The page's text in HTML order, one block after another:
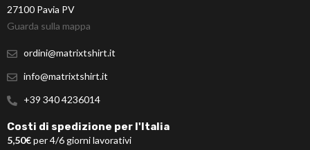
27100 Pavia PV
Guarda sulla mappa
ordini@matrixtshirt.it
info@matrixtshirt.it
+39 340 4236014
Costi di spedizione per l'Italia
5,50€per 4/6 giorni lavorativi